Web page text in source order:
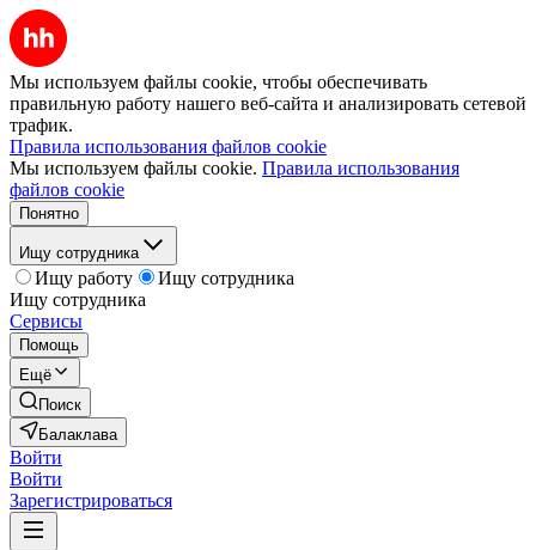
Мы используем файлы cookie, чтобы обеспечивать
правильную работу нашего веб-сайта и анализировать сетевой
трафик.
Правила использования файлов cookie
Мы используем файлы cookie. Правила использования
файлов cookie
Понятно
Ищу сотрудника
Ищу работу
Ищу сотрудника
Ищу сотрудника
Сервисы
Помощь
Ещё
Поиск
Балаклава
Войти
Войти
Зарегистрироваться